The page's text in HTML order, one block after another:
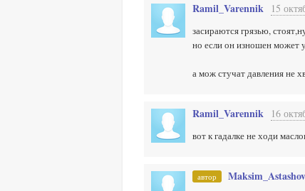
Ramil_Varennik 15
засираются грязью,
но если он изношен может
а мож стучат давления не
Ramil_Varennik 16
вот к гадалке не ходи
автор Maksim_Astashov